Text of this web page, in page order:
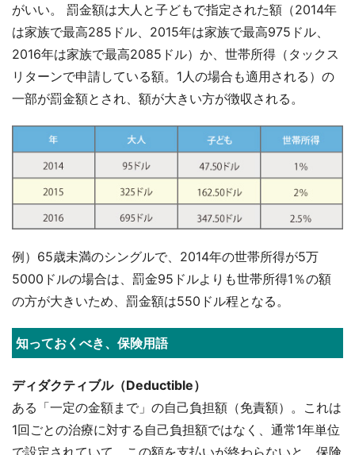
がいい。 罰金額は大人と子どもで指定された額（2014年
は家族で最高285ドル、2015年は家族で最高975ドル、
2016年は家族で最高2085ドル）か、世帯所得（タックス
リターンで申請している額。1人の場合も適用される）の
一部が罰金額とされ、額が大きい方が徴収される。
例）65歳未満のシングルで、2014年の世帯所得が5万
5000ドルの場合は、罰金95ドルよりも世帯所得1％の額
の方が大きいため、罰金額は550ドル程となる。
知っておくべき、保険用語
ディダクティブル（Deductible）
ある「一定の金額まで」の自己負担額（免責額）。これは
1回ごとの治療に対する自己負担額ではなく、通常1年単位